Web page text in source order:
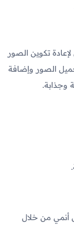
تكوين الصور
الصور وإضافة
وجذابة.
أنمي من خلال